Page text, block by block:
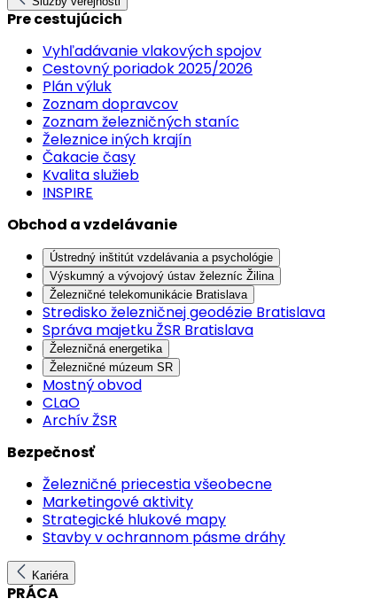
Pre cestujúcich
Vyhľadávanie vlakových spojov
Cestovný poriadok 2025/2026
Plán výluk
Zoznam dopravcov
Zoznam železničných staníc
Železnice iných krajín
Čakacie časy
Kvalita služieb
INSPIRE
Obchod a vzdelávanie
Ústredný inštitút vzdelávania a psychológie
Výskumný a vývojový ústav železníc Žilina
Železničné telekomunikácie Bratislava
Stredisko železničnej geodézie Bratislava
Správa majetku ŽSR Bratislava
Železničná energetika
Železničné múzeum SR
Mostný obvod
CLaO
Archív ŽSR
Bezpečnosť
Železničné priecestia všeobecne
Marketingové aktivity
Strategické hlukové mapy
Stavby v ochrannom pásme dráhy
Kariéra
PRÁCA